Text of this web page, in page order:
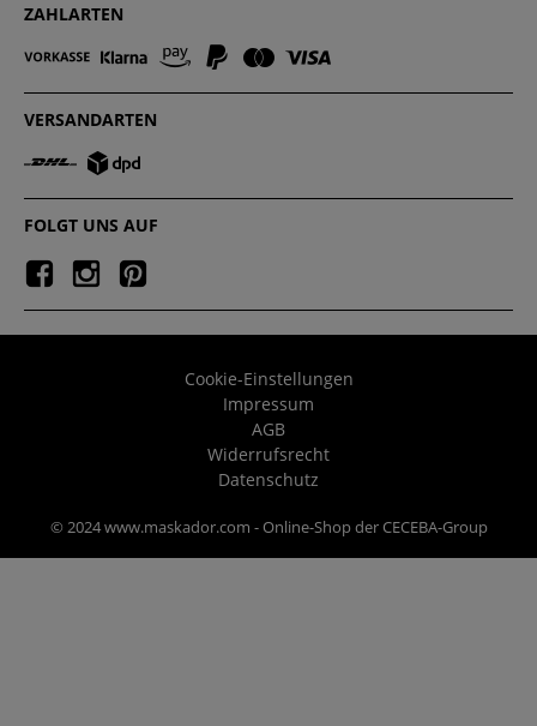
ZAHLARTEN
VERSANDARTEN
FOLGT UNS AUF
Cookie-Einstellungen
Impressum
AGB
Widerrufsrecht
Datenschutz
© 2024 www.maskador.com - Online-Shop der CECEBA-Group